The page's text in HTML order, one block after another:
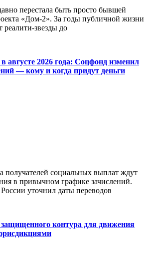
перестала быть просто бывшей
«Дом-2». За годы публичной жизни
реалити-звезды до
2026 года: Соцфонд изменил
— кому и когда придут деньги
получателей социальных выплат ждут
в привычном графике зачислений.
уточнил даты переводов
защищенного контура для движения